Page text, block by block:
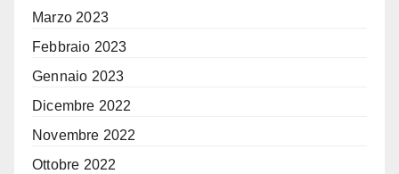
Marzo 2023
Febbraio 2023
Gennaio 2023
Dicembre 2022
Novembre 2022
Ottobre 2022